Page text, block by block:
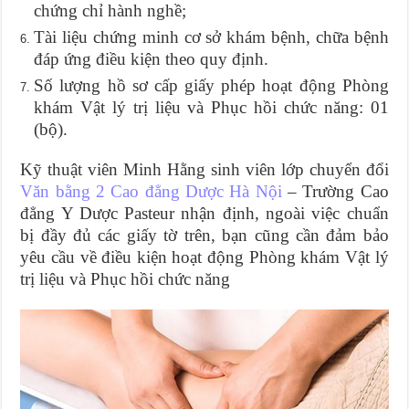
chứng chỉ hành nghề;
Tài liệu chứng minh cơ sở khám bệnh, chữa bệnh
đáp ứng điều kiện theo quy định.
Số lượng hồ sơ cấp giấy phép hoạt động Phòng
khám Vật lý trị liệu và Phục hồi chức năng: 01
(bộ).
Kỹ thuật viên Minh Hằng sinh viên lớp chuyển đổi
Văn bằng 2 Cao đẳng Dược Hà Nội – Trường Cao
đẳng Y Dược Pasteur nhận định, ngoài việc chuẩn
bị đầy đủ các giấy tờ trên, bạn cũng cần đảm bảo
yêu cầu về điều kiện hoạt động Phòng khám Vật lý
trị liệu và Phục hồi chức năng